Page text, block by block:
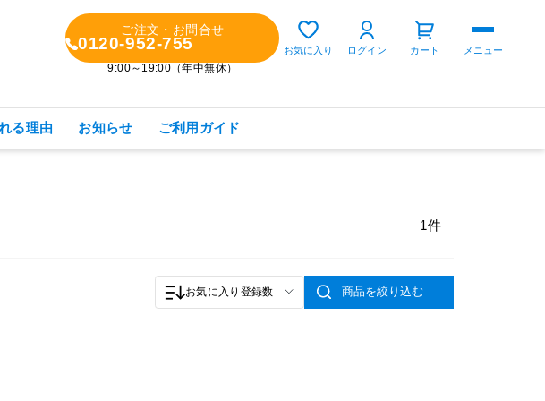
ご注文・お問合せ
0120-952-755
9:00～19:00（年中無休）
お気に入り ログイン カート メニュー
る理由 お知らせ ご利用ガイド
ゲスト 様
お気に入り お知らせ
1件
お気に入り登録数 商品を絞り込む